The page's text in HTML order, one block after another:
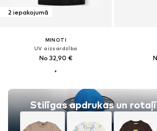
2 iepakojumā
MINOTI
UV aizsardzība
No 32,90 €
Stilīgas apdrukas un